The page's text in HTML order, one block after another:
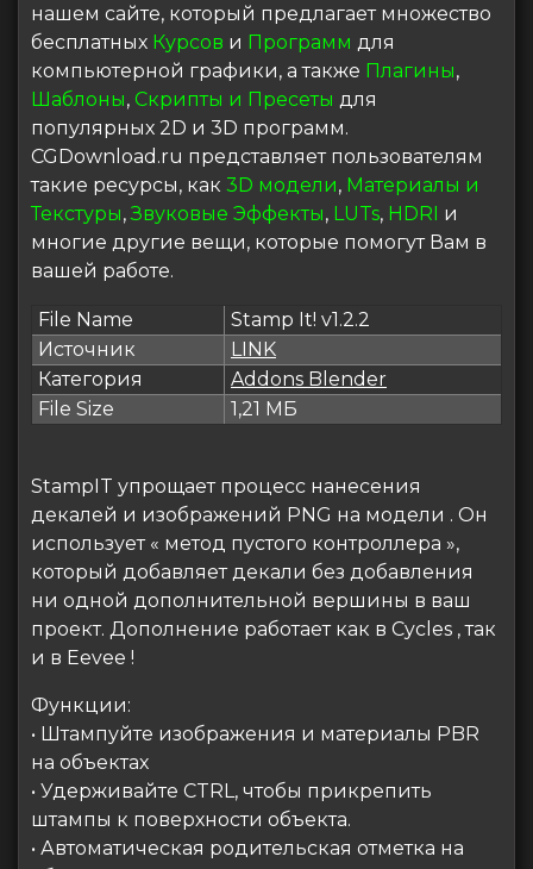
нашем сайте, который предлагает множество
бесплатных Курсов и Программ для
компьютерной графики, а также Плагины,
Шаблоны, Скрипты и Пресеты для
популярных 2D и 3D программ.
CGDownload.ru представляет пользователям
такие ресурсы, как 3D модели, Материалы и
Текстуры,Звуковые Эффекты, LUTs, HDRI и
многие другие вещи, которые помогут Вам в
вашей работе.
File Name
Stamp It! v1.2.2
Источник
LINK
Категория
Addons Blender
File Size
1,21 МБ
StampIT упрощает процесс нанесения
декалей и изображений PNG на модели . Он
использует « метод пустого контроллера »,
который добавляет декали без добавления
ни одной дополнительной вершины в ваш
проект. Дополнение работает как в Cycles , так
и в Eevee !
Функции:
• Штампуйте изображения и материалы PBR
на объектах
• Удерживайте CTRL, чтобы прикрепить
штампы к поверхности объекта.
• Автоматическая родительская отметка на